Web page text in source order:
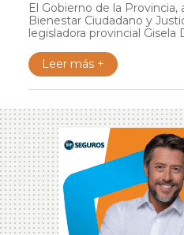
El Gobierno de la
Bienestar Ciudadano y
legisladora provincial Gisela
Leer más +